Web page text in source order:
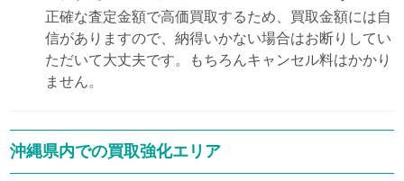
正確な査定金額で高価買取するため、買取金額には自
信がありますので、納得いかない場合はお断りしてい
ただいて大丈夫です。もちろんキャンセル料はかかり
ません。
沖縄県内での買取強化エリア